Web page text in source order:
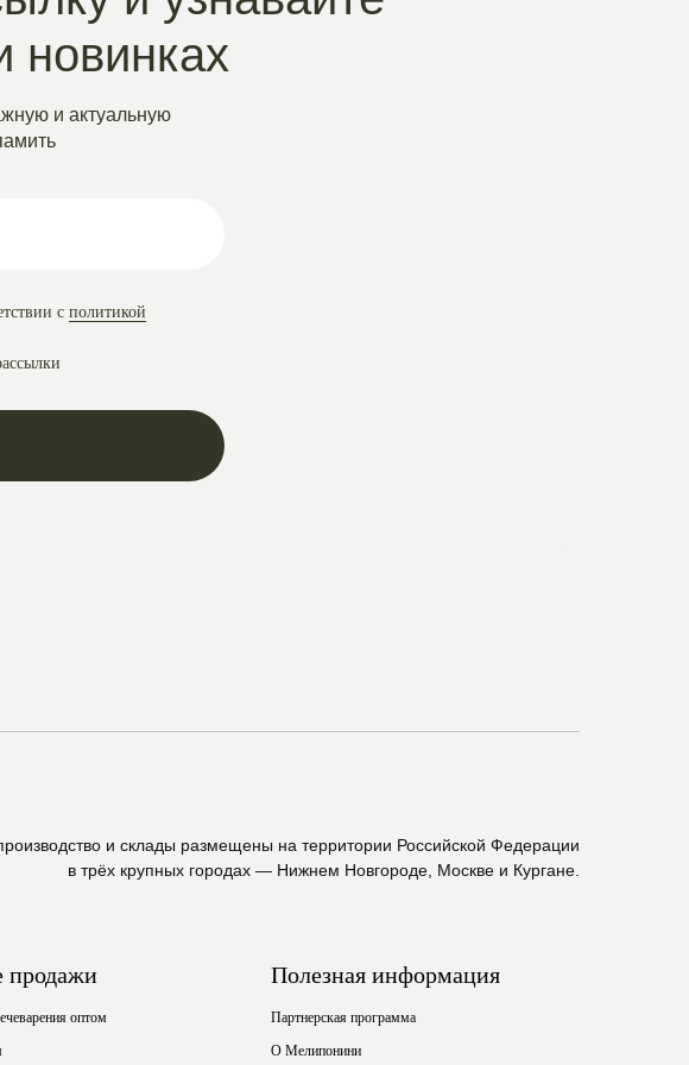
и актуальную
новинках
с политикой
и склады размещены на территории Российской Федерации
в трёх крупных городах — Нижнем Новгороде, Москве и Кургане.
продажи
оптом
Полезная информация
Партнерская программа
О Мелипонини